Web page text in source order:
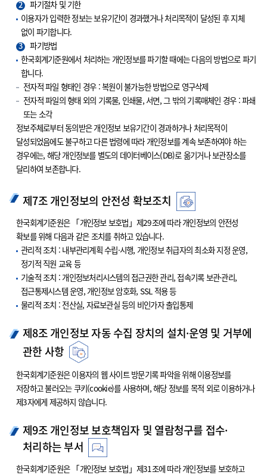
2
파기절차 및 기한
이용자가 입력한 정보는 보유기간이 경과했거나 처리목적이 달성된 후 지체
없이 파기합니다.
3
파기방법
한국회계기준원에서 처리하는 개인정보를 파기할 때에는 다음의 방법으로 파기
합니다.
전자적 파일 형태인 경우 : 복원이 불가능한 방법으로 영구삭제
전자적 파일의 형태 외의 기록물, 인쇄물, 서면, 그 밖의 기록매체인 경우 : 파쇄
또는 소각
정보주체로부터 동의받은 개인정보 보유기간이 경과하거나 처리목적이
달성되었음에도 불구하고 다른 법령에 따라 개인정보를 계속 보존하여야 하는
경우에는, 해당 개인정보를 별도의 데이터베이스(DB)로 옮기거나 보관장소를
달리하여 보존합니다.
제7조 개인정보의 안전성 확보조치
한국회계기준원은 「개인정보 보호법」제29조에 따라 개인정보의 안전성
확보를 위해 다음과 같은 조치를 취하고 있습니다.
관리적 조치 : 내부관리계획 수립·시행, 개인정보 취급자의 최소화 지정 운영,
정기적 직원 교육 등
기술적 조치 : 개인정보처리시스템의 접근권한 관리, 접속기록 보관·관리,
접근통제시스템 운영, 개인정보 암호화, SSL 적용 등
물리적 조치 : 전산실, 자료보관실 등의 비인가자 출입통제
제8조 개인정보 자동 수집 장치의 설치·운영 및 거부에
관한 사항
한국회계기준원은 이용자의 웹 사이트 방문기록 파악을 위해 이용정보를
저장하고 불러오는 쿠키(cookie)를 사용하며, 해당 정보를 목적 외로 이용하거나
제3자에게 제공하지 않습니다.
제9조 개인정보 보호책임자 및 열람청구를 접수·
처리하는 부서
한국회계기준원은 「개인정보 보호법」제31조에 따라 개인정보를 보호하고